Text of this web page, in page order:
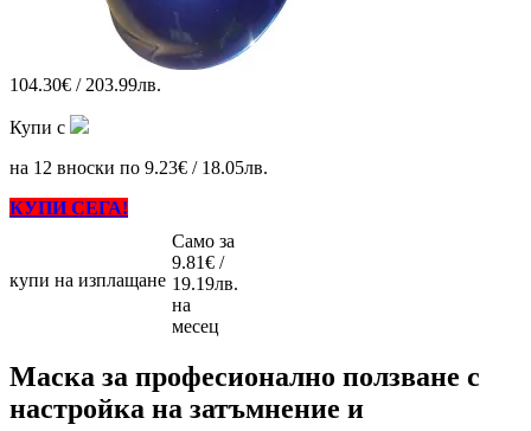
104.30€ / 203.99лв.
Купи с
на 12 вноски по 9.23€ / 18.05лв.
КУПИ СЕГА!
купи на изплащане
Само за
9.81€ /
19.19лв.
на
месец
Маска за професионално ползване с
настройка на затъмнение и